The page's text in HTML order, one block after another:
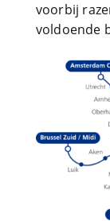
voorbij
voldoende